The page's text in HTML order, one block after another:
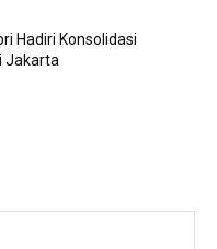
Hadiri Konsolidasi
Jakarta